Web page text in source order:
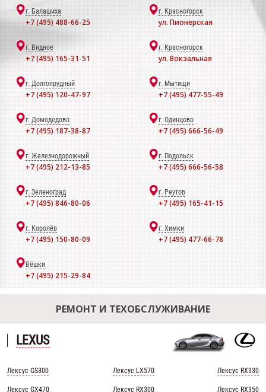
г. Балашиха
+7 (495) 488-66-25
г. Красногорск
ул. Пионерская
г. Видное
+7 (495) 165-31-51
г. Красногорск
ул. Вокзальная
г. Долгопрудный
+7 (495) 120-47-97
г. Мытищи
+7 (495) 477-55-49
г. Домодедово
+7 (495) 187-38-87
г. Одинцово
+7 (495) 666-56-49
г. Железнодорожный
+7 (495) 212-13-85
г. Подольск
+7 (495) 666-56-58
г. Зеленоград
+7 (495) 846-80-06
г. Реутов
+7 (495) 165-41-15
г. Королёв
+7 (495) 150-80-09
г. Химки
+7 (495) 477-66-78
Вёшки
+7 (495) 215-29-84
РЕМОНТ И ТЕХОБСЛУЖИВАНИЕ
LEXUS
Лексус GS300
Лексус GX470
Лексус LX570
Лексус RX300
Лексус RX330
Лексус RX350